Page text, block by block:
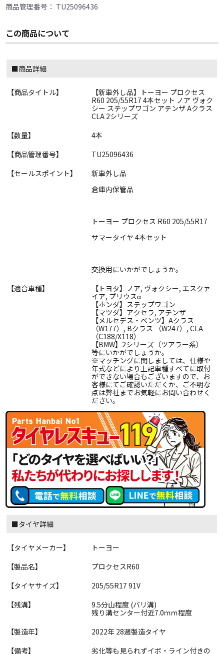
商品管理番号： TU25096436
この商品について
■商品詳細
【商品タイトル】
【新車外し品】トーヨー プロクセス
R60 205/55R17 4本セット ノア ヴォク
シー ステップワゴン アテンザ Aクラス
CLA 2シリーズ
【数量】
4本
【商品管理番号】
TU25096436
【セールスポイント】
新車外し品
倉庫内保管品
トーヨー プロクセス R60 205/55R17
サマータイヤ 4本セット
交換用にいかがでしょうか。
【適合車種】
【トヨタ】ノア, ヴォクシー, エスクァ
イア, プリウスα
【ホンダ】ステップワゴン
【マツダ】アクセラ, アテンザ
【メルセデス・ベンツ】Aクラス
（W177）, Bクラス （W247）, CLA
（C188/X118）
【BMW】2シリーズ（ツアラー系）
等にいかがでしょうか。
※マッチングに関しましては、仕様や
年式などにより上記車種すべてに取付
ができない場合もございますので、お
客様にてご確認いただくか、ご不明な
点は弊社までお気軽にお問い合わせく
ださい。
■タイヤ詳細
【タイヤメーカー】
トーヨー
【製品名】
プロクセスR60
【タイヤサイズ】
205/55R17 91V
【残溝】
9.5分山程度 (バリ溝)
残り溝センター付近7.0ｍｍ程度
【製造年】
2022年 28週製造タイヤ
【備考】
劣化等も見られずイボ・ライン付きの